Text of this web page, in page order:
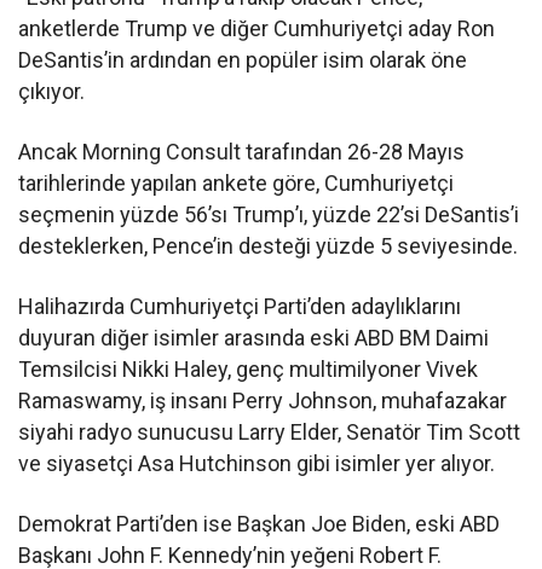
anketlerde Trump ve diğer Cumhuriyetçi aday Ron
DeSantis’in ardından en popüler isim olarak öne
çıkıyor.
Ancak Morning Consult tarafından 26-28 Mayıs
tarihlerinde yapılan ankete göre, Cumhuriyetçi
seçmenin yüzde 56’sı Trump’ı, yüzde 22’si DeSantis’i
desteklerken, Pence’in desteği yüzde 5 seviyesinde.
Halihazırda Cumhuriyetçi Parti’den adaylıklarını
duyuran diğer isimler arasında eski ABD BM Daimi
Temsilcisi Nikki Haley, genç multimilyoner Vivek
Ramaswamy, iş insanı Perry Johnson, muhafazakar
siyahi radyo sunucusu Larry Elder, Senatör Tim Scott
ve siyasetçi Asa Hutchinson gibi isimler yer alıyor.
Demokrat Parti’den ise Başkan Joe Biden, eski ABD
Başkanı John F. Kennedy’nin yeğeni Robert F.